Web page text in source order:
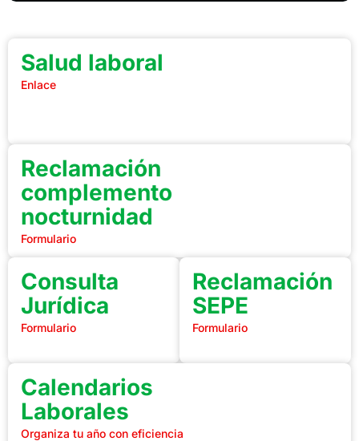
Salud laboral
Enlace
Reclamación
complemento
nocturnidad
Formulario
Consulta
Jurídica
Formulario
Reclamación
SEPE
Formulario
Calendarios
Laborales
Organiza tu año con eficiencia